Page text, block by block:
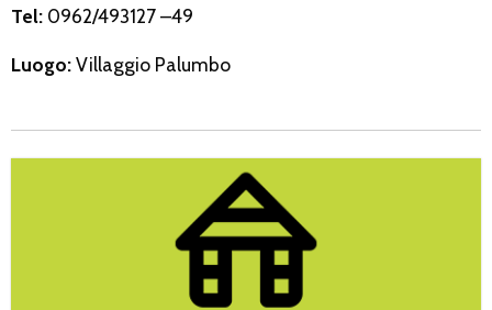
Tel: 0962/493127 –49
Luogo:Villaggio Palumbo